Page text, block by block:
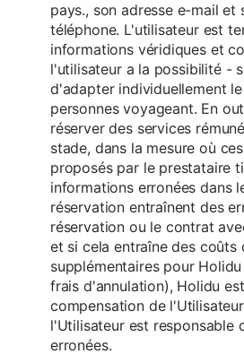
pays., son adresse e-mail et
téléphone. L'utilisateur est
informations véridiques et
l'utilisateur a la possibilité -
d'adapter individuellement
personnes voyageant. En
réserver des services
stade, dans la mesure où
proposés par le prestataire
informations erronées dans
réservation entraînent des
réservation ou le contrat
et si cela entraîne des coûts
supplémentaires pour
frais d'annulation), Holidu
compensation de
l'Utilisateur est responsable
erronées.